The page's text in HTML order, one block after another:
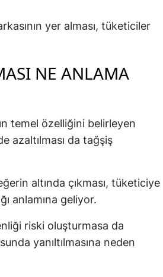
yer alması, tüketiciler
NE ANLAMA
temel özelliğini belirleyen
azaltılması da tağşiş
altında çıkması, tüketiciye
anlamına geliyor.
riski oluşturmasa da
yanıltılmasına neden